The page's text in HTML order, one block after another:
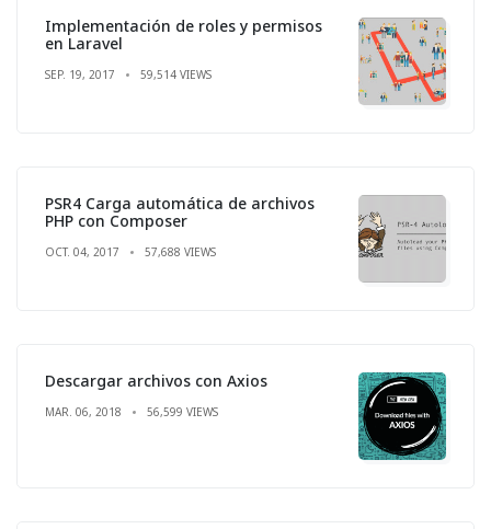
Implementación de roles y permisos
en Laravel
SEP. 19, 2017 59,514 VIEWS
PSR4 Carga automática de archivos
PHP con Composer
OCT. 04, 2017 57,688 VIEWS
Descargar archivos con Axios
MAR. 06, 2018 56,599 VIEWS